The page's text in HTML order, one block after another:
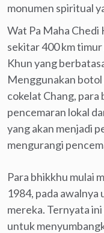
monumen spiritual
Wat Pa Maha Chedi
sekitar 400 km
Khun yang
Menggunakan
cokelat Chang,
pencemaran lokal
yang akan menjadi
mengurangi
Para bhikkhu mulai
1984, pada
mereka. Ternyata
untuk